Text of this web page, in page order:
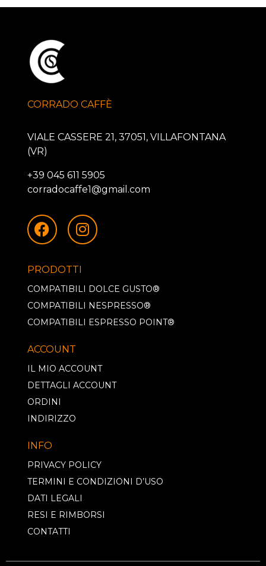
CORRADO CAFFÈ
VIALE CASSERE 21, 37051, VILLAFONTANA
(VR)
+39 045 611 5905
corradocaffe1@gmail.com
PRODOTTI
COMPATIBILI DOLCE GUSTO®
COMPATIBILI NESPRESSO®
COMPATIBILI ESPRESSO POINT®
ACCOUNT
IL MIO ACCOUNT
DETTAGLI ACCOUNT
ORDINI
INDIRIZZO
INFO
PRIVACY POLICY
TERMINI E CONDIZIONI D’USO
DATI LEGALI
RESI E RIMBORSI
CONTATTI